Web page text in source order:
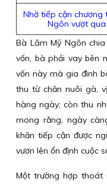
Nhờ tiếp cận chương
Ngôn vượt qua
Bà Lâm Mỹ Ngôn
vốn, bà phải vay bên
vốn này mà gia đình
thu từ chăn nuôi gà,
hàng ngày; còn thu
mong rằng, ngày
khăn tiếp cận được
vươn lên ổn định cuộc
Một trường hợp thoát